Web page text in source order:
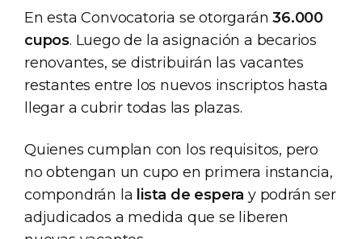
En esta Convocatoria se otorgarán36.000
cupos. Luego de la asignación a becarios
renovantes, se distribuirán las vacantes
restantes entre los nuevos inscriptos hasta
llegar a cubrir todas las plazas.
Quienes cumplan con los requisitos, pero
no obtengan un cupo en primera instancia,
compondrán la lista de espera y podrán ser
adjudicados a medida que se liberen